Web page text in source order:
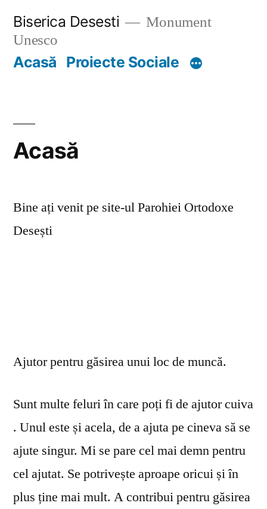
content
Biserica Desesti
Monument
Unesco
Acasă Proiecte Sociale
Acasă
Bine ați venit pe site-ul Parohiei Ortodoxe
Desești
Ajutor pentru găsirea unui loc de muncă.
Sunt multe feluri în care poți fi de ajutor cuiva
. Unul este și acela, de a ajuta pe cineva să se
ajute singur. Mi se pare cel mai demn pentru
cel ajutat. Se potrivește aproape oricui și în
plus ține mai mult. A contribui pentru găsirea